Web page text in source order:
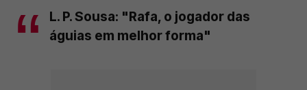
L. P. Sousa: "Rafa, o jogador das
águias em melhor forma"